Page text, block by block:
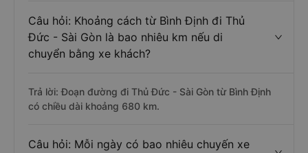
Câu hỏi: Khoảng cách từ Bình Định đi Thủ
Đức - Sài Gòn là bao nhiêu km nếu di
chuyển bằng xe khách?
Trả lời: Đoạn đường đi Thủ Đức - Sài Gòn từ Bình Định
có chiều dài khoảng 680 km.
Câu hỏi: Mỗi ngày có bao nhiêu chuyến xe